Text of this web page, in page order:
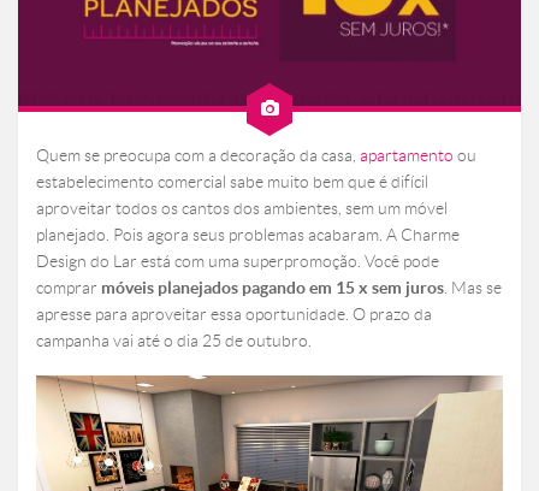
Contato
Quem se preocupa com a decoração da casa, apartamento ou
estabelecimento comercial sabe muito bem que é difícil
aproveitar todos os cantos dos ambientes, sem um móvel
planejado. Pois agora seus problemas acabaram. A Charme
Design do Lar está com uma superpromoção. Você pode
comprar móveis planejados pagando em 15 x sem juros. Mas se
apresse para aproveitar essa oportunidade. O prazo da
campanha vai até o dia 25 de outubro.